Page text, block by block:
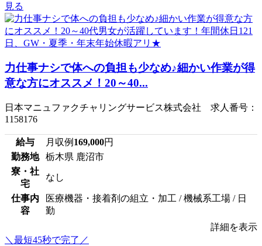
見る
力仕事ナシで体への負担も少なめ♪細かい作業が得
意な方にオススメ！20～40...
日本マニュファクチャリングサービス株式会社 求人番号：
1158176
給与 月収例 169,000円
勤務地
栃木県 鹿沼市
寮・社
宅
なし
仕事内
容
医療機器・接着剤の組立・加工 / 機械系工場 / 日
勤
詳細を表示
＼最短45秒で完了／